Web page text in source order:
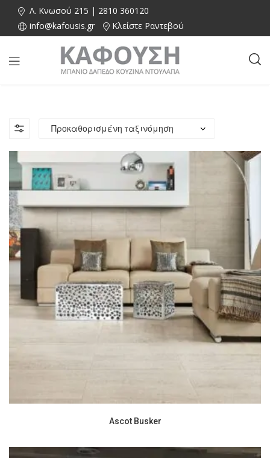
Λ. Κνωσού 215 | 2810 360120
info@kafousis.gr
Κλείστε Ραντεβού
Ascot Busker